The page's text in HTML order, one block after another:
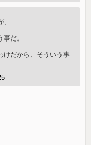
だ。
けだから、そういう事